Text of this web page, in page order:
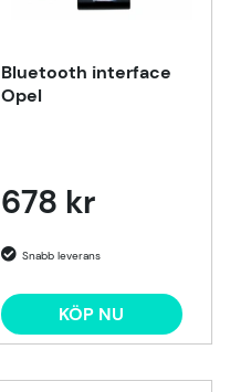
Bluetooth interface
Opel
678 kr
KÖP NU